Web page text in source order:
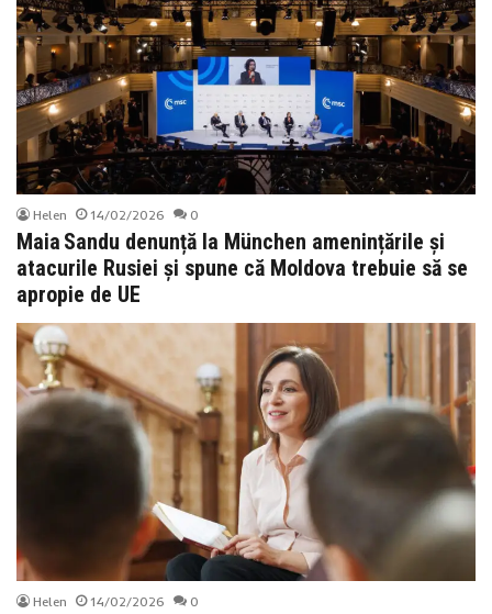
Helen 14/02/2026 0
Maia Sandu denunță la München amenințările și
atacurile Rusiei și spune că Moldova trebuie să se
apropie de UE
Helen 14/02/2026 0